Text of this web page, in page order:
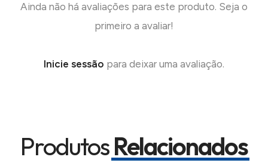
Ainda não há avaliações para este produto. Seja o
primeiro a avaliar!
Inicie sessão para deixar uma avaliação.
ProdutosRelacionados